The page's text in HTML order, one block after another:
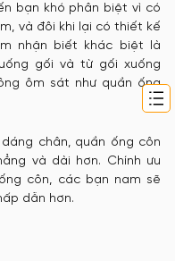
bạn khó phân biệt vì có
và đôi khi lại có thiết kế
nhận biết khác biệt là
gối và từ gối xuống
ôm sát như quần ống
chân, quần ống côn
và dài hơn. Chính ưu
côn, các bạn nam sẽ
dẫn hơn.